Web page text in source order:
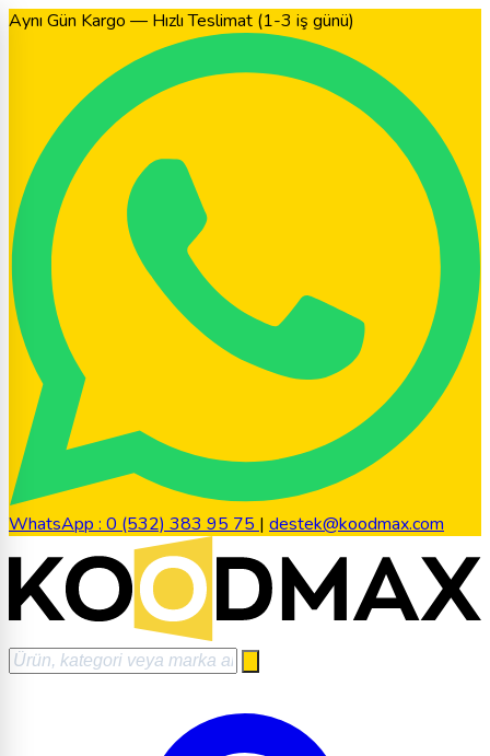
Aynı Gün Kargo — Hızlı Teslimat (1-3 iş günü)
WhatsApp : 0 (532) 383 95 75 | destek@koodmax.com